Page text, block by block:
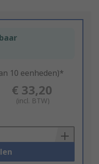
10 eenheden)*
€ 33,20
(incl. BTW)